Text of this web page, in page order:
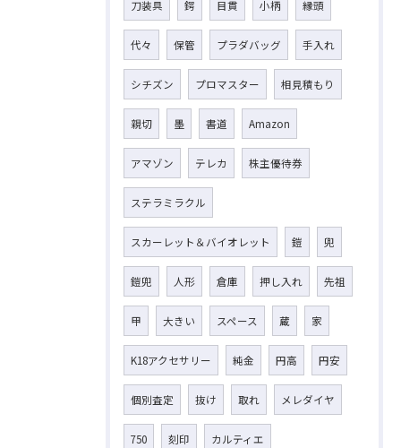
刀装具 鍔 目貫 小柄 縁頭
代々 保管 プラダバッグ 手入れ
シチズン プロマスター 相見積もり
親切 墨 書道 Amazon
アマゾン テレカ 株主優待券
ステラミラクル
スカーレット＆バイオレット 鎧 兜
鎧兜 人形 倉庫 押し入れ 先祖
甲 大きい スペース 蔵 家
K18アクセサリー 純金 円高 円安
個別査定 抜け 取れ メレダイヤ
750 刻印 カルティエ